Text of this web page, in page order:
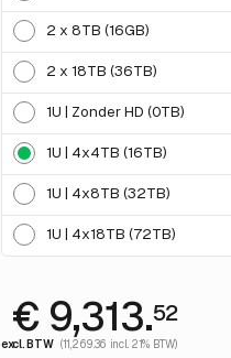
2 x 8TB (16GB)
2 x 18TB (36TB)
1U | Zonder HD (0TB)
1U | 4x4TB (16TB)
1U | 4x8TB (32TB)
1U | 4x18TB (72TB)
€ 9,313.52
excl. BTW (11,269.36 incl. 21% BTW)